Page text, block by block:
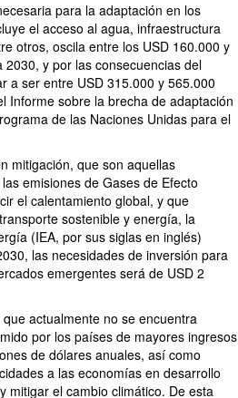
para la adaptación en los
el acceso al agua, infraestructura
otros, oscila entre los USD 160.000 y
y por las consecuencias del
a ser entre USD 315.000 y 565.000
Informe sobre la brecha de adaptación
de las Naciones Unidas para el
mitigación, que son aquellas
emisiones de Gases de Efecto
el calentamiento global, y que
sostenible y energía, la
(IEA, por sus siglas en inglés)
las necesidades de inversión para
emergentes será de USD 2
actualmente no se encuentra
por los países de mayores ingresos
de dólares anuales, así como
a las economías en desarrollo
mitigar el cambio climático. De esta